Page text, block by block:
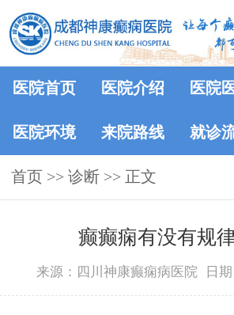
医院首页 医院介绍 医院
医院环境 来院路线 就诊
首页 >> 诊断 >> 正文
癫癫痫有没有规
来源：四川神康癫痫病医院 日